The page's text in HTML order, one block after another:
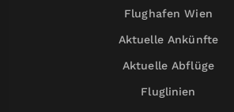
Flughafen Wien
Aktuelle Ankünfte
Aktuelle Abflüge
Fluglinien